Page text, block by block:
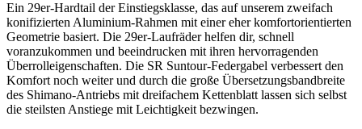
Ein 29er-Hardtail der Einstiegsklasse, das auf unserem zweifach
konifizierten Aluminium-Rahmen mit einer eher komfortorientierten
Geometrie basiert. Die 29er-Laufräder helfen dir, schnell
voranzukommen und beeindrucken mit ihren hervorragenden
Überrolleigenschaften. Die SR Suntour-Federgabel verbessert den
Komfort noch weiter und durch die große Übersetzungsbandbreite
des Shimano-Antriebs mit dreifachem Kettenblatt lassen sich selbst
die steilsten Anstiege mit Leichtigkeit bezwingen.